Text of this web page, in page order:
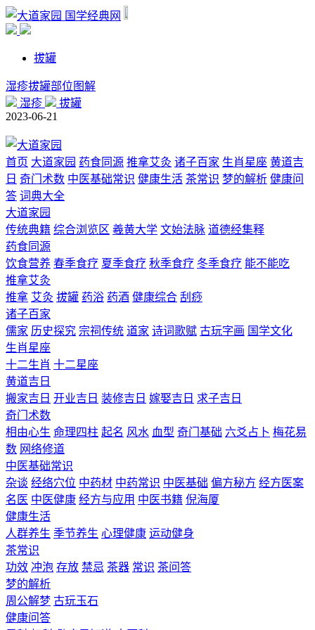
国学经典网
拔罐
湿疹拔罐部位图解
湿疹
拔罐
2023-06-21
首页 大道家园 药食同源 推拿艾灸 诸子百家 生肖星座 黄道吉
日 奇门术数 中医基础常识 健康生活 茶常识 梦的解析 健康问
答 词典大全
大道家园
传统典籍 综合浏览区 羲黄大学 文始法脉 道德经集释
药食同源
饮食营养 春季食疗 夏季食疗 秋季食疗 冬季食疗 能不能吃
推拿艾灸
推拿 艾灸 拔罐 药浴 药酒 健康综合 刮痧
诸子百家
儒家 历史探究 宗祠传统 道家 诗词歌赋 古玩字画 国学文化
生肖星座
十二生肖 十二星座
黄道吉日
搬家吉日 开业吉日 装修吉日 嫁娶吉日 求子吉日
奇门术数
相由心生 命理四柱 起名 风水 血型 奇门基础 六爻占卜 梅花易
数 网络修道
中医基础常识
杂谈 经络穴位 中药材 中药常识 中医基础 偏方秘方 经方医案
名医 中医健康 经方与应用 中医书籍 倪海厦
健康生活
人群养生 季节养生 心理健康 运动健身
茶常识
功效 冲泡 存放 禁忌 茶器 常识 茶问答
梦的解析
周公解梦 古玩玉石
健康问答